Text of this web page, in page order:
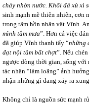
chảy nhờn nước. Khối đá xù xì
sinh mạnh mẽ thiên nhiên, cơn
trong tâm hồn nhân vật Vĩnh.
mình tắm mưa”. Hơn cả việc
đã giúp Vĩnh thanh tẩy “những
đạt nội tâm bất chợt”. Nếu
ngược dòng thời gian, sống với
tác nhân “làm loãng” ảnh
nhận những gì đang xảy ra
Không chỉ là nguồn sức mạnh